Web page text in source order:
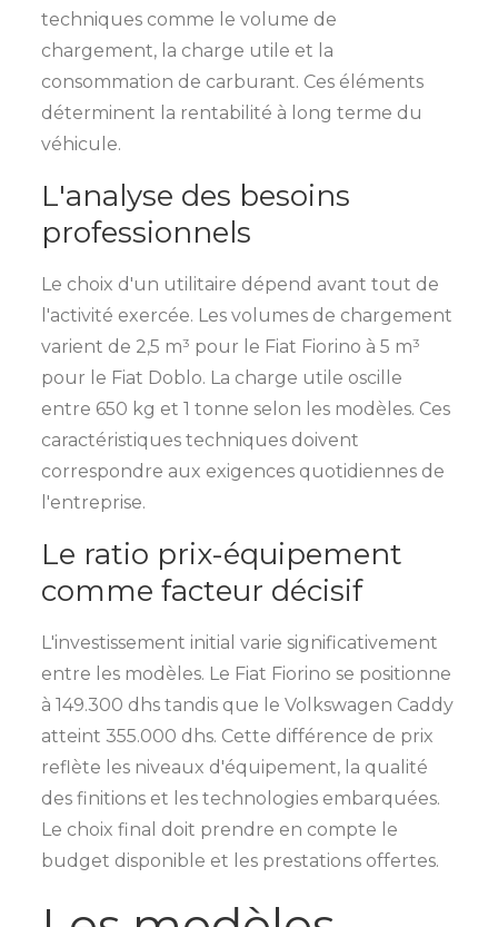
techniques comme le volume de
chargement, la charge utile et la
consommation de carburant. Ces éléments
déterminent la rentabilité à long terme du
véhicule.
L'analyse des besoins
professionnels
Le choix d'un utilitaire dépend avant tout de
l'activité exercée. Les volumes de chargement
varient de 2,5 m³ pour le Fiat Fiorino à 5 m³
pour le Fiat Doblo. La charge utile oscille
entre 650 kg et 1 tonne selon les modèles. Ces
caractéristiques techniques doivent
correspondre aux exigences quotidiennes de
l'entreprise.
Le ratio prix-équipement
comme facteur décisif
L'investissement initial varie significativement
entre les modèles. Le Fiat Fiorino se positionne
à 149.300 dhs tandis que le Volkswagen Caddy
atteint 355.000 dhs. Cette différence de prix
reflète les niveaux d'équipement, la qualité
des finitions et les technologies embarquées.
Le choix final doit prendre en compte le
budget disponible et les prestations offertes.